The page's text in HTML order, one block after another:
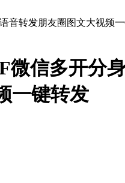
微信多开分
一键转发